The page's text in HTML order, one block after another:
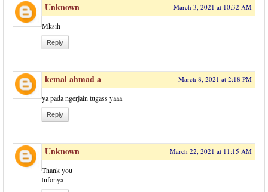
Unknown March 3, 2021 at 10:32 AM
Mksih
Reply
kemal ahmad a March 8, 2021 at 2:18 PM
ya pada ngerjain tugass yaaa
Reply
Unknown March 22, 2021 at 11:15 AM
Thank you
Infonya